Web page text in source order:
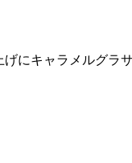
にキャラメルグラ